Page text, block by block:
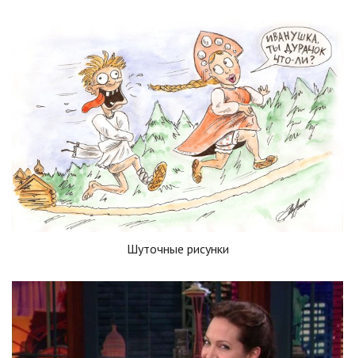
Шуточные рисунки